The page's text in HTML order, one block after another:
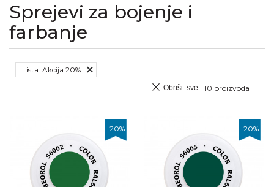
Sprejevi za bojenje i
farbanje
Lista: Akcija 20%
10 proizvoda
Obriši sve
20% 20%